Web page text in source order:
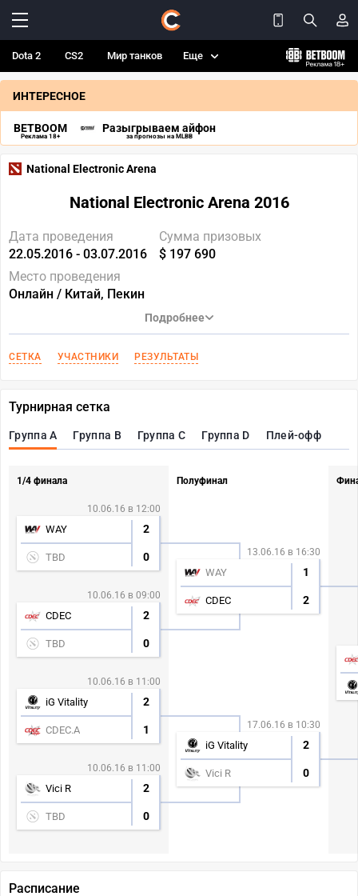
Dota 2 CS2 Мир танков Еще
ИНТЕРЕСНОЕ
BETBOOM
Реклама 18+
Разыгрываем айфон
за прогнозы на MLBB
National Electronic Arena
National Electronic Arena 2016
Дата проведения
22.05.2016 - 03.07.2016
Сумма призовых
$ 197 690
Место проведения
Онлайн / Китай, Пекин
Подробнее
СЕТКА УЧАСТНИКИ РЕЗУЛЬТАТЫ
Турнирная сетка
Группа А Группа B Группа С Группа D Плей-офф
1/4 финала
10.06.16 в 12:00
WAY 2
TBD 0
10.06.16 в 09:00
CDEC 2
TBD 0
10.06.16 в 11:00
iG Vitality 2
CDEC.A 1
10.06.16 в 11:00
Vici R 2
TBD 0
Полуфинал
13.06.16 в 16:30
WAY 1
CDEC 2
17.06.16 в 10:30
iG Vitality 2
Vici R 0
Расписание